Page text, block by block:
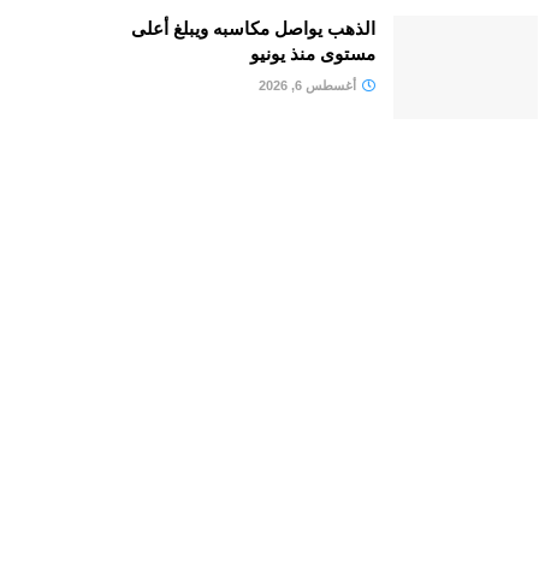
الذهب يواصل مكاسبه ويبلغ أعلى
مستوى منذ يونيو
أغسطس 6, 2026